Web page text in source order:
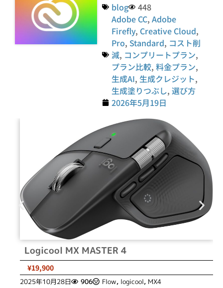
blog
448
Adobe CC,Adobe
Firefly, Creative Cloud,
Pro, Standard, コスト削
減, コンプリートプラン,
プラン比較,料金プラン,
生成AI, 生成クレジット,
生成塗りつぶし,選び方
2026年5月19日
Logicool MX MASTER 4
¥19,900
2025年10月28日 906 Flow, logicool, MX4